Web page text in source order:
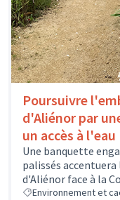
Poursuivre
d'Aliénor par
un accès à l'eau
Une banquette
palissés
d'Aliénor face à la
Environnement et